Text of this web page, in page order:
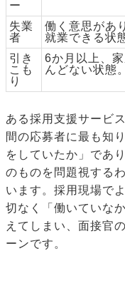
ー
失業
者
働く意思があ
就業できる状
引き
こも
り
6か月以上、
んどない状態
ある採用支援サービ
間の応募者に最も知
をしていたか」であ
のものを問題視する
います。採用現場で
切なく「働いていな
えてしまい、面接官
ーンです。